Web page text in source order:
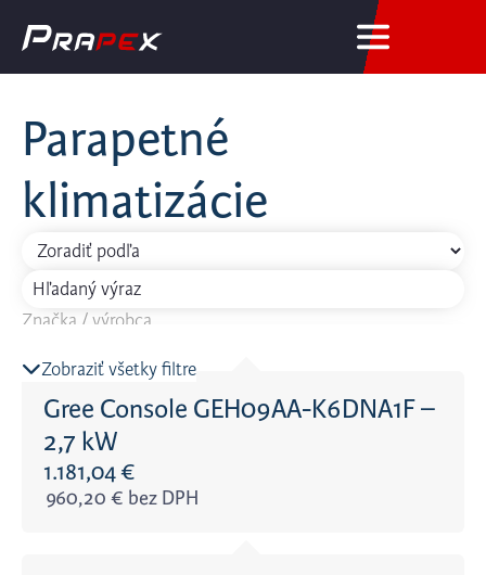
Parapetné
klimatizácie
Značka / výrobca
Energetická trieda - chladenie
Rozloha miestnosti
Zobraziť všetky filtre
Gree Console GEH09AA-K6DNA1F –
2,7 kW
1.181,04€
960,20 € bez DPH